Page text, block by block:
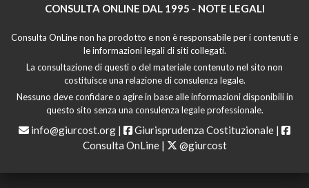
CONSULTA ONLINE DAL 1995 - NOTE LEGALI
Consulta OnLine non ha prodotto e non è responsabile per i contenuti e
le informazioni legali di siti collegati.
La consultazione di questi o del materiale contenuto nel sito non
costituisce una relazione di consulenza legale.
Nessuno deve confidare o agire in base alle informazioni disponibili in
questo sito senza una consulenza legale professionale.
info@giurcost.org | Giurisprudenza Costituzionale |
Consulta OnLine| @giurcost